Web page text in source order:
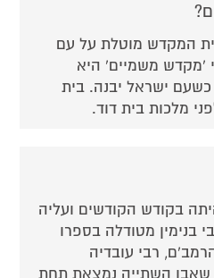
המקדש מוטלת על עם
'מקדש משמיים' היא
ישראל יבנה. בית
מלכות בית דוד.
בקודש הקודשים ועליה
בנימין מטודלה בספרו
רבי עובדיה
שאבן השתייה נמצאת תחת